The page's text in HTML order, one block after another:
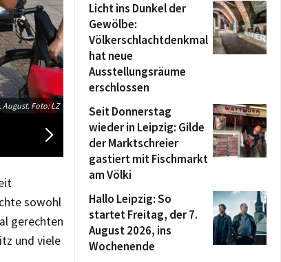
August. Foto: LZ Ohne Kerosin Nach Berlin". Die Leipziger Teilnehmer/-
sowohl
gerechten
und viele
Licht ins Dunkel der
Gewölbe:
Völkerschlachtdenkmal
hat neue
Ausstellungsräume
erschlossen
Seit Donnerstag
wieder in Leipzig: Gilde
der Marktschreier
gastiert mit Fischmarkt
am Völki
Hallo Leipzig: So
startet Freitag, der 7.
August 2026, ins
Wochenende